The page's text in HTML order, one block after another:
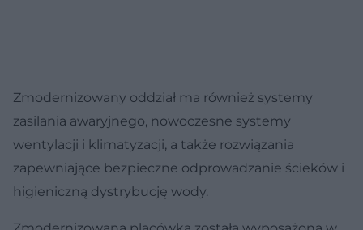
Zmodernizowany oddział ma również systemy
zasilania awaryjnego, nowoczesne systemy
wentylacji i klimatyzacji, a także rozwiązania
zapewniające bezpieczne odprowadzanie ścieków i
higieniczną dystrybucję wody.